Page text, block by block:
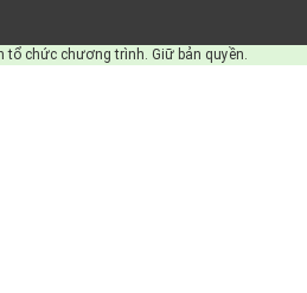
chức chương trình. Giữ bản quyền.